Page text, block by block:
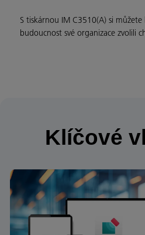
S tiskárnou IM C3510(A) si
budoucnost své organizace zvolili
Klíčové